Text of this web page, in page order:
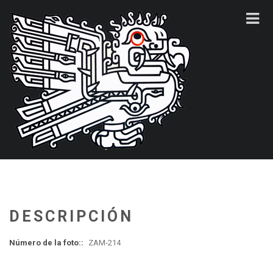
DESCRIPCIÓN
Número de la foto:: ZAM-214